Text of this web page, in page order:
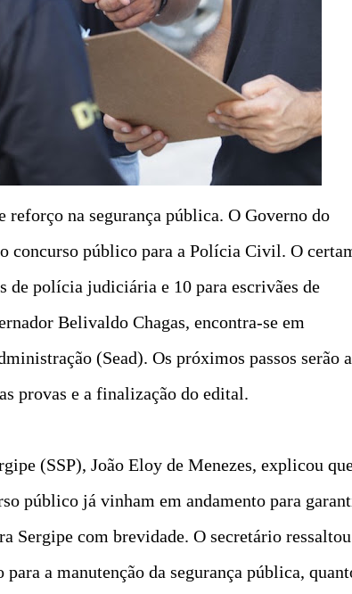
na segurança pública. O Governo do
concurso público para a Polícia Civil. O
de polícia judiciária e 10 para escrivães de
Belivaldo Chagas, encontra-se em
(Sead). Os próximos passos serão a
provas e a finalização do edital.
(SSP), João Eloy de Menezes, explicou
público já vinham em andamento para
Sergipe com brevidade. O secretário
a manutenção da segurança pública,